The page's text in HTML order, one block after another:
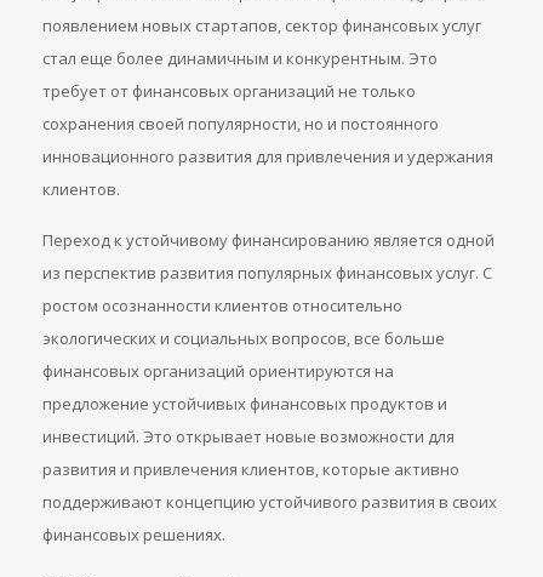
появлением новых стартапов, сектор финансовых услуг
стал еще более динамичным и конкурентным. Это
требует от финансовых организаций не только
сохранения своей популярности, но и постоянного
инновационного развития для привлечения и удержания
клиентов.
Переход к устойчивому финансированию является одной
из перспектив развития популярных финансовых услуг. С
ростом осознанности клиентов относительно
экологических и социальных вопросов, все больше
финансовых организаций ориентируются на
предложение устойчивых финансовых продуктов и
инвестиций. Это открывает новые возможности для
развития и привлечения клиентов, которые активно
поддерживают концепцию устойчивого развития в своих
финансовых решениях.